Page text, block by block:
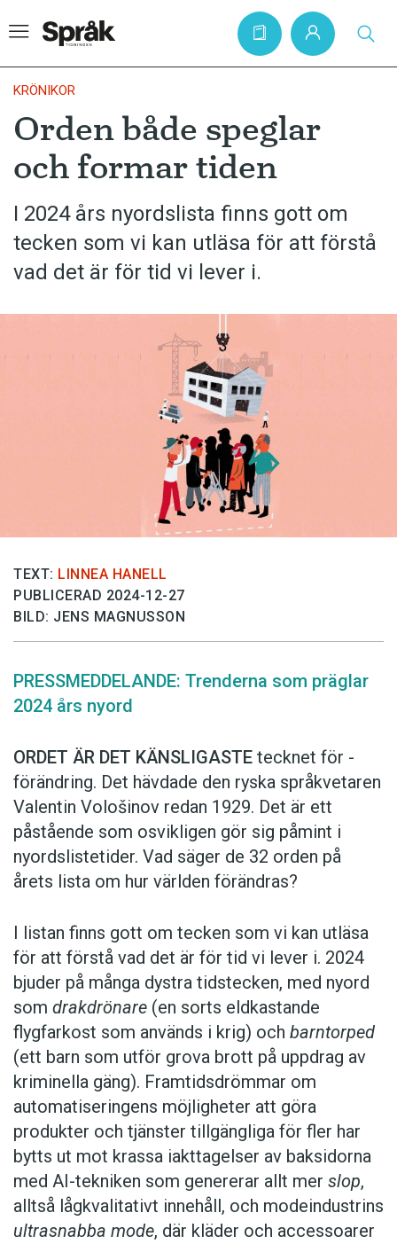
Hem
Artiklar
Krönikor
Språkfrågor
Skrivtips
Anmäl till språkpolisen
Läs Språktidningen digitalt
Press
KRÖNIKOR
Orden både speglar
och formar tiden
I 2024 års nyordslista finns gott om
tecken som vi kan utläsa för att förstå
vad det är för tid vi lever i.
TEXT: LINNEA HANELL
PUBLICERAD 2024-12-27
BILD: JENS MAGNUSSON
PRESSMEDDELANDE: Trenderna som präglar
2024 års nyord
ORDET ÄR DET KÄNSLIGASTE tecknet för ­
förändring. Det hävdade den ryska språkvetaren
Valentin Vološinov redan 1929. Det är ett
påstående som osvikligen gör sig påmint i
nyordslistetider. Vad säger de 32 orden på
årets lista om hur världen förändras?
I listan finns gott om tecken som vi kan utläsa
för att förstå vad det är för tid vi lever i. 2024
bjuder på många dystra tidstecken, med nyord
som drakdrönare (en sorts eld­kastande
flygfarkost som används i krig) och barntorped
(ett barn som utför grova brott på uppdrag av
kriminella gäng). Framtidsdrömmar om
automatiseringens möjligheter att göra
produkter och tjänster tillgängliga för fler har
bytts ut mot krassa iakttagelser av baksidorna
med AI-tekniken som genererar allt mer slop,
alltså lågkvalitativt innehåll, och mode­industrins
ultra­snabba mode, där kläder och accessoarer